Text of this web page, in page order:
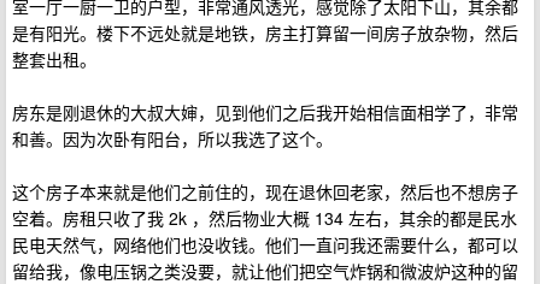
室一厅一厨一卫的户型，非常通风透光，感觉除了太阳下山，其余都
是有阳光。楼下不远处就是地铁，房主打算留一间房子放杂物，然后
整套出租。
房东是刚退休的大叔大婶，见到他们之后我开始相信面相学了，非常
和善。因为次卧有阳台，所以我选了这个。
这个房子本来就是他们之前住的，现在退休回老家，然后也不想房子
空着。房租只收了我 2k ，然后物业大概 134 左右，其余的都是民水
民电天然气，网络他们也没收钱。他们一直问我还需要什么，都可以
留给我，像电压锅之类没要，就让他们把空气炸锅和微波炉这种的留